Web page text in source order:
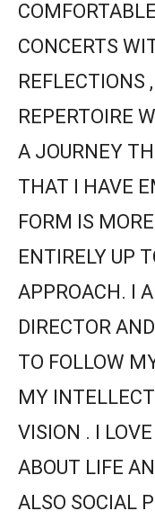
CONCERTS
REFLECTIONS
REPERTOIRE
A JOURNEY
THAT I HAVE
FORM IS
ENTIRELY UP
APPROACH. I
DIRECTOR
TO FOLLOW
MY
VISION . I
ABOUT LIFE
ALSO SOCIAL